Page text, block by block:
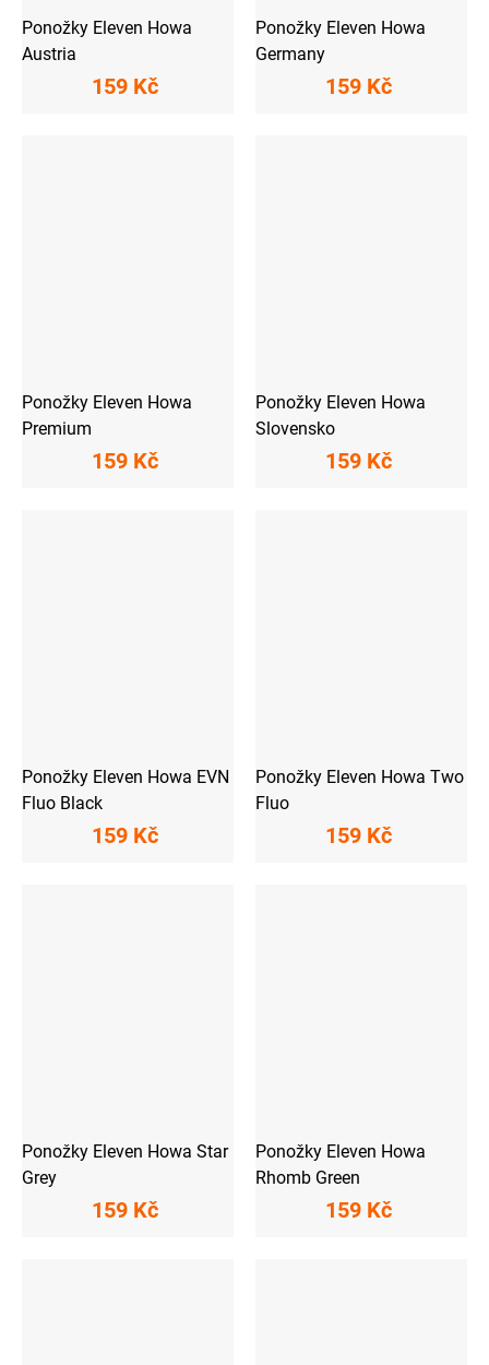
Ponožky Eleven Howa
Austria
159 Kč
Ponožky Eleven Howa
Germany
159 Kč
Ponožky Eleven Howa
Premium
159 Kč
Ponožky Eleven Howa
Slovensko
159 Kč
Ponožky Eleven Howa EVN
Fluo Black
159 Kč
Ponožky Eleven Howa Two
Fluo
159 Kč
Ponožky Eleven Howa Star
Grey
159 Kč
Ponožky Eleven Howa
Rhomb Green
159 Kč